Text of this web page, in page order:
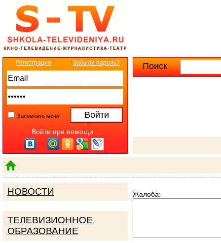
Поиск
Регистрация Забыли пароль?
Запомнить меня
Войти при помощи ...
Жалоба:
НОВОСТИ
ТЕЛЕВИЗИОННОЕ
ОБРАЗОВАНИЕ